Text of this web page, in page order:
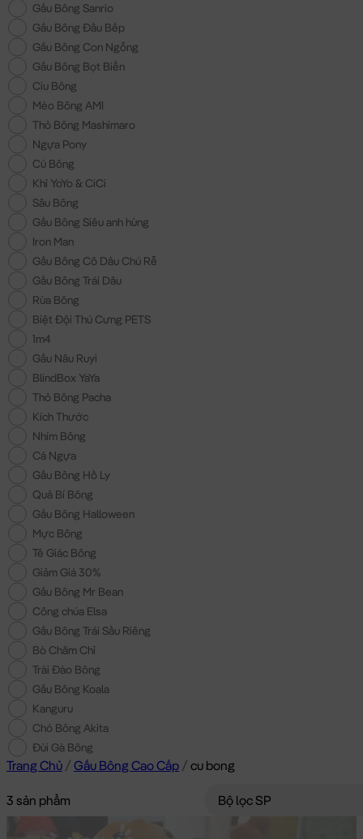
Gấu Bông Sanrio
Gấu Bông Đầu Bếp
Gấu Bông Con Ngỗng
Gấu Bông Bọt Biển
Ciu Bông
Mèo Bông AMI
Thỏ Bông Mashimaro
Ngựa Pony
Cú Bông
Khỉ YoYo & CiCi
Sâu Bông
Gấu Bông Siêu anh hùng
Iron Man
Gấu Bông Cô Dâu Chú Rễ
Gấu Bông Trái Dâu
Rùa Bông
Biệt Đội Thú Cưng PETS
1m4
Gấu Nâu Ruyi
BlindBox YaYa
Thỏ Bông Pacha
Kích Thước
Nhím Bông
Cá Ngựa
Gấu Bông Hồ Ly
Quả Bí Bông
Gấu Bông Halloween
Mực Bông
Tê Giác Bông
Giảm Giá 30%
Gấu Bông Mr Bean
Công chúa Elsa
Gấu Bông Trái Sầu Riêng
Bò Chăm Chỉ
Trài Đào Bông
Gấu Bông Koala
Kanguru
Chó Bông Akita
Đùi Gà Bông
Trang Chủ / Gấu Bông Cao Cấp / cu bong
3 sản phẩm Bộ lọc SP